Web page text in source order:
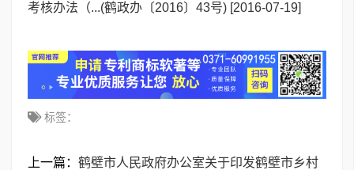
考核办法（...(鹤政办〔2016〕43号) [2016-07-19]
标签：
上一篇： 鹤壁市人民政府办公室关于印发鹤壁市乡村